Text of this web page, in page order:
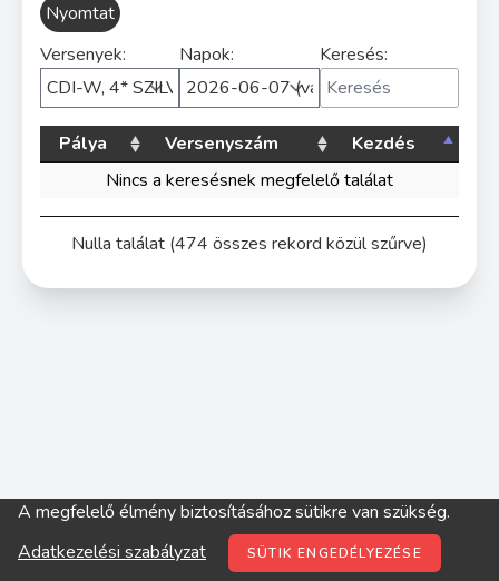
Nyomtat
Versenyek:
Napok: Keresés:
Pálya Versenyszám
Kezdés
Nincs a keresésnek megfelelő találat
Nulla találat (474 összes rekord közül szűrve)
© digitop.hu 2022 |Adatkezelési szabályzat
A megfelelő élmény biztosításához sütikre van szükség.
Adatkezelési szabályzat
SÜTIK ENGEDÉLYEZÉSE